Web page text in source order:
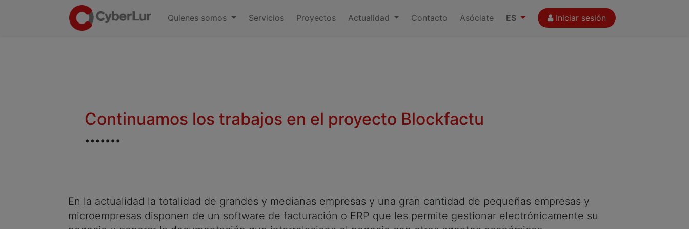
Quienes somos Servicios Proyectos Actualidad Contacto Asóciate ES Iniciar sesión
Continuamos los trabajos en el proyecto Blockfactu
.......
En la actualidad la totalidad de grandes y medianas empresas y una gran cantidad de pequeñas empresas y
microempresas disponen de un software de facturación o ERP que les permite gestionar electrónicamente su